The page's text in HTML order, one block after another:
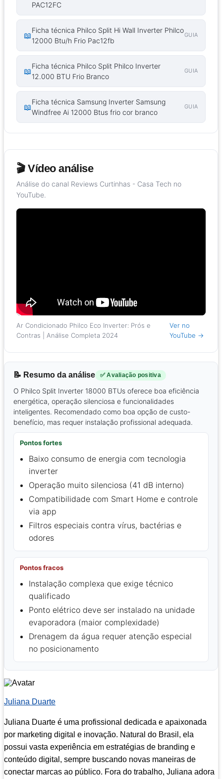
PAC12FC
📖
Ficha técnica Philco Split Hi Wall Inverter Philco
12000 Btu/h Frio Pac12fb
GUIA
📖
Ficha técnica Philco Split Philco Inverter
12.000 BTU Frio Branco
GUIA
📖
Ficha técnica Samsung Inverter Samsung
Windfree Ai 12000 Btus frio cor branco
GUIA
🎬 Vídeo análise
Análise do canal Reviews Curtinhas - Casa Tech no
YouTube.
Ar Condicionado Philco Eco Inverter: Prós e
Contras | Análise Completa 2024
Ver no
YouTube →
📝 Resumo da análise ✅ Avaliação positiva
O Philco Split Inverter 18000 BTUs oferece boa eficiência
energética, operação silenciosa e funcionalidades
inteligentes. Recomendado como boa opção de custo-
benefício, mas requer instalação profissional adequada.
Pontos fortes
Baixo consumo de energia com tecnologia
inverter
Operação muito silenciosa (41 dB interno)
Compatibilidade com Smart Home e controle
via app
Filtros especiais contra vírus, bactérias e
odores
Pontos fracos
Instalação complexa que exige técnico
qualificado
Ponto elétrico deve ser instalado na unidade
evaporadora (maior complexidade)
Drenagem da água requer atenção especial
no posicionamento
Juliana Duarte
Juliana Duarte é uma profissional dedicada e apaixonada
por marketing digital e inovação. Natural do Brasil, ela
possui vasta experiência em estratégias de branding e
conteúdo digital, sempre buscando novas maneiras de
conectar marcas ao público. Fora do trabalho, Juliana adora